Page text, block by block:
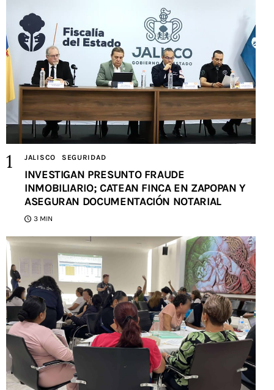
JALISCO SEGURIDAD
INVESTIGAN PRESUNTO FRAUDE
INMOBILIARIO; CATEAN FINCA EN ZAPOPAN Y
ASEGURAN DOCUMENTACIÓN NOTARIAL
3 MIN